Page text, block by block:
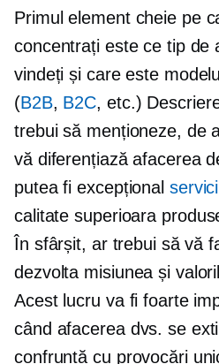
Primul element cheie pe
concentrați este ce tip de
vindeți și care este
(B2B, B2C, etc.)
trebui să menționeze, de
vă diferențiază afacerea
putea fi excepțional
calitate superioara
În sfârșit, ar trebui să vă
dezvolta misiunea și
Acest lucru va fi foarte
când afacerea dvs. se
confruntă cu provocări